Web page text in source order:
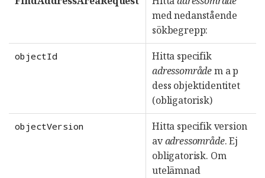
med nedanstående
sökbegrepp:
objectId
Hitta specifik
adressområdem a p
dess objektidentitet
(obligatorisk)
objectVersion
Hitta specifik version
avadressområde. Ej
obligatorisk. Om
utelämnad